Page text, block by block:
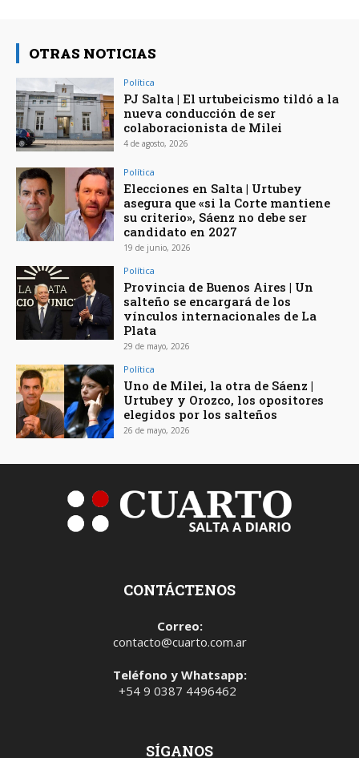
OTRAS NOTICIAS
Política
PJ Salta | El urtubeicismo tildó a la
nueva conducción de ser
colaboracionista de Milei
4 de agosto, 2026
Política
Elecciones en Salta | Urtubey
asegura que «si la Corte mantiene
su criterio», Sáenz no debe ser
candidato en 2027
19 de junio, 2026
Política
Provincia de Buenos Aires | Un
salteño se encargará de los
vínculos internacionales de La
Plata
29 de mayo, 2026
Política
Uno de Milei, la otra de Sáenz |
Urtubey y Orozco, los opositores
elegidos por los salteños
26 de mayo, 2026
CONTÁCTENOS
Correo:
contacto@cuarto.com.ar
Teléfono y Whatsapp:
+54 9 0387 4496462
SÍGANOS